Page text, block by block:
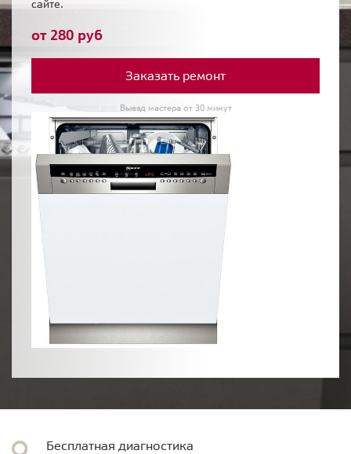
сайте.
от 280 руб
Заказать ремонт
Выезд мастера от 30 минут
Бесплатная диагностика